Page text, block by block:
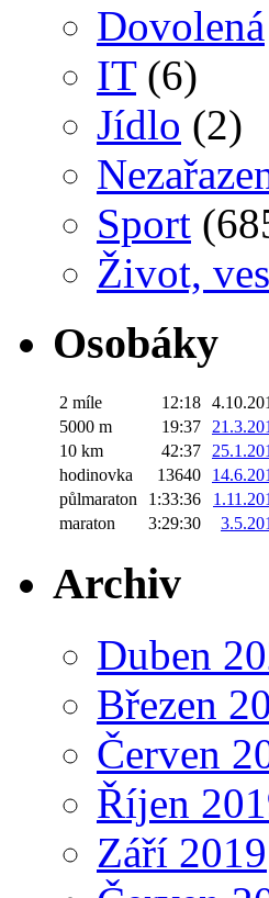
Dovolená
IT(6)
Jídlo (2)
Sport
Život,
Osobáky
2 míle 12:18
5000 m
19:37
10 km
42:37
hodinovka
13640
půlmaraton
1:33:36
maraton
3:29:30
Archiv
Duben
Březen
Červen
Říjen
Září 2019